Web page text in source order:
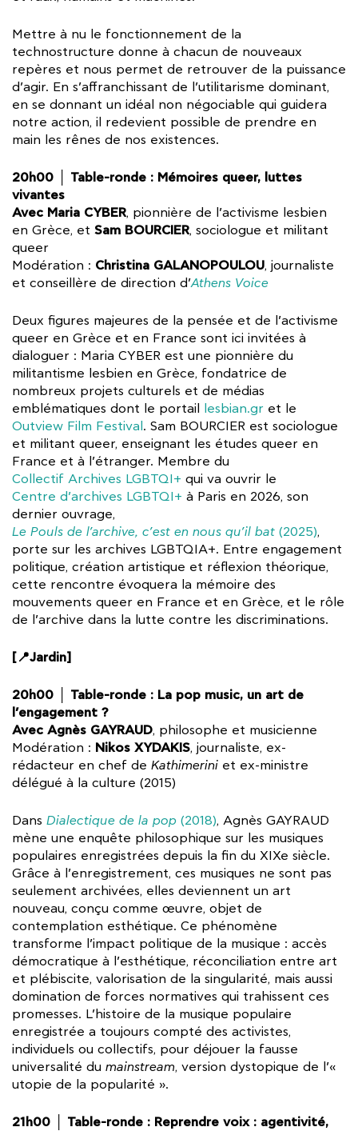
Mettre à nu le fonctionnement de la
technostructure donne à chacun de nouveaux
repères et nous permet de retrouver de la puissance
d’agir. En s’affranchissant de l’utilitarisme dominant,
en se donnant un idéal non négociable qui guidera
notre action, il redevient possible de prendre en
main les rênes de nos existences.
20h00 │ Table-ronde : Mémoires queer, luttes
vivantes
Avec Maria CYBER, pionnière de l’activisme lesbien
en Grèce, et Sam BOURCIER, sociologue et militant
queer
Modération : Christina GALANOPOULOU, journaliste
et conseillère de direction d’Athens Voice
Deux figures majeures de la pensée et de l’activisme
queer en Grèce et en France sont ici invitées à
dialoguer : Maria CYBER est une pionnière du
militantisme lesbien en Grèce, fondatrice de
nombreux projets culturels et de médias
emblématiques dont le portail
lesbian.gr et le
Outview Film Festival . Sam BOURCIER est sociologue
et militant queer, enseignant les études queer en
France et à l’étranger. Membre du
Collectif Archives LGBTQI+ qui va ouvrir le
Centre d’archives LGBTQI+ à Paris en 2026, son
dernier ouvrage,
Le Pouls de l’archive, c’est en nous qu’il bat (2025),
porte sur les archives LGBTQIA+. Entre engagement
politique, création artistique et réflexion théorique,
cette rencontre évoquera la mémoire des
mouvements queer en France et en Grèce, et le rôle
de l’archive dans la lutte contre les discriminations.
[📍Jardin]
20h00 │ Table-ronde : La pop music, un art de
l’engagement ?
Avec Agnès GAYRAUD, philosophe et musicienne
Modération : Nikos XYDAKIS, journaliste, ex-
rédacteur en chef de Kathimerini et ex-ministre
délégué à la culture (2015)
Dans Dialectique de la pop (2018), Agnès GAYRAUD
mène une enquête philosophique sur les musiques
populaires enregistrées depuis la fin du XIXe siècle.
Grâce à l’enregistrement, ces musiques ne sont pas
seulement archivées, elles deviennent un art
nouveau, conçu comme œuvre, objet de
contemplation esthétique. Ce phénomène
transforme l’impact politique de la musique : accès
démocratique à l’esthétique, réconciliation entre art
et plébiscite, valorisation de la singularité, mais aussi
domination de forces normatives qui trahissent ces
promesses. L’histoire de la musique populaire
enregistrée a toujours compté des activistes,
individuels ou collectifs, pour déjouer la fausse
universalité du mainstream, version dystopique de l’«
utopie de la popularité ».
21h00 │ Table-ronde : Reprendre voix : agentivité,